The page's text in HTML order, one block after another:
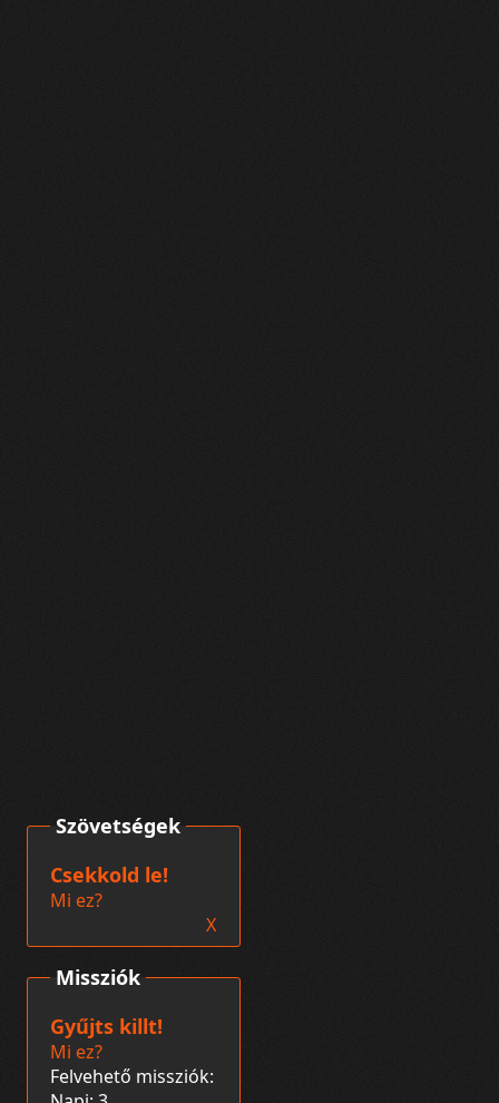
Missziók
Gyűjts killt!
Mi ez?
Felvehető missziók:
Szövetségek
Csekkold le!
Mi ez?
X